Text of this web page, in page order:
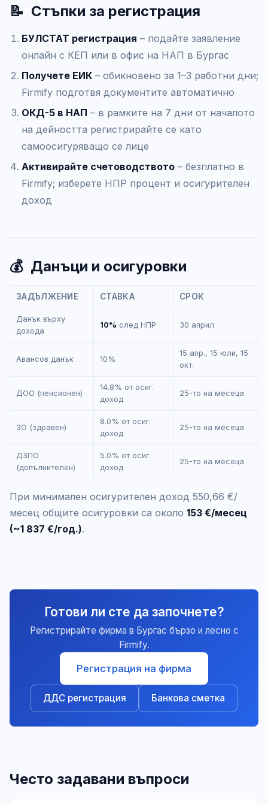
📝 Стъпки за регистрация
БУЛСТАТ регистрация – подайте заявление
онлайн с КЕП или в офис на НАП в Бургас
Получете ЕИК – обикновено за 1–3 работни дни;
Firmify подготвя документите автоматично
ОКД-5 в НАП – в рамките на 7 дни от началото
на дейността регистрирайте се като
самоосигуряващо се лице
Активирайте счетоводството – безплатно в
Firmify; изберете НПР процент и осигурителен
доход
💰 Данъци и осигуровки
ЗАДЪЛЖЕНИЕ СТАВКА СРОК
Данък върху
дохода
10% след НПР 30 април
Авансов данък 10%
15 апр., 15 юли, 15
окт.
ДОО (пенсионен)
14.8% от осиг.
доход
25-то на месеца
ЗО (здравен)
8.0% от осиг.
доход
25-то на месеца
ДЗПО
(допълнителен)
5.0% от осиг.
доход
25-то на месеца
При минимален осигурителен доход 550,66 €/
месец общите осигуровки са около 153 €/месец
(~1 837 €/год.).
Готови ли сте да започнете?
Регистрирайте фирма в Бургас бързо и лесно с
Firmify.
Регистрация на фирма
ДДС регистрация Банкова сметка
Често задавани въпроси